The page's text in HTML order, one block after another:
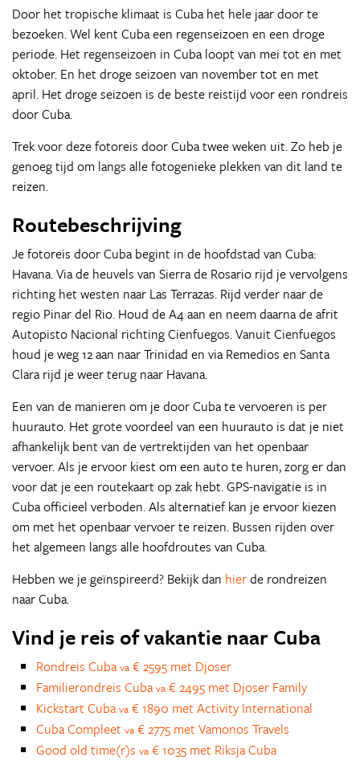
Door het tropische klimaat is Cuba het hele jaar door te
bezoeken. Wel kent Cuba een regenseizoen en een droge
periode. Het regenseizoen in Cuba loopt van mei tot en met
oktober. En het droge seizoen van november tot en met
april. Het droge seizoen is de beste reistijd voor een rondreis
door Cuba.
Trek voor deze fotoreis door Cuba twee weken uit. Zo heb je
genoeg tijd om langs alle fotogenieke plekken van dit land te
reizen.
Routebeschrijving
Je fotoreis door Cuba begint in de hoofdstad van Cuba:
Havana. Via de heuvels van Sierra de Rosario rijd je vervolgens
richting het westen naar Las Terrazas. Rijd verder naar de
regio Pinar del Rio. Houd de A4 aan en neem daarna de afrit
Autopisto Nacional richting Cienfuegos. Vanuit Cienfuegos
houd je weg 12 aan naar Trinidad en via Remedios en Santa
Clara rijd je weer terug naar Havana.
Een van de manieren om je door Cuba te vervoeren is per
huurauto. Het grote voordeel van een huurauto is dat je niet
afhankelijk bent van de vertrektijden van het openbaar
vervoer. Als je ervoor kiest om een auto te huren, zorg er dan
voor dat je een routekaart op zak hebt. GPS-navigatie is in
Cuba officieel verboden. Als alternatief kan je ervoor kiezen
om met het openbaar vervoer te reizen. Bussen rijden over
het algemeen langs alle hoofdroutes van Cuba.
Hebben we je geïnspireerd? Bekijk dan hierde rondreizen
naar Cuba.
Vind je reis of vakantie naar Cuba
Rondreis Cuba va € 2595 met Djoser
Familierondreis Cuba va € 2495 met Djoser Family
Kickstart Cuba va € 1890 met Activity International
Cuba Compleet va € 2775 met Vamonos Travels
Good old time(r)s va € 1035 met Riksja Cuba